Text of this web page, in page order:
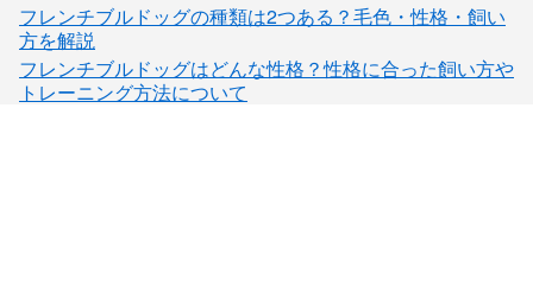
フレンチブルドッグの種類は2つある？毛色・性格・飼い
方を解説
フレンチブルドッグはどんな性格？性格に合った飼い方や
トレーニング方法について